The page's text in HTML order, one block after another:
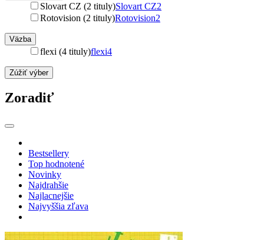
Slovart CZ (2 tituly)Slovart CZ2
Rotovision (2 tituly)Rotovision2
Väzba
flexi (4 tituly)flexi4
Zúžiť výber
Zoradiť
Bestsellery
Top hodnotené
Novinky
Najdrahšie
Najlacnejšie
Najvyššia zľava